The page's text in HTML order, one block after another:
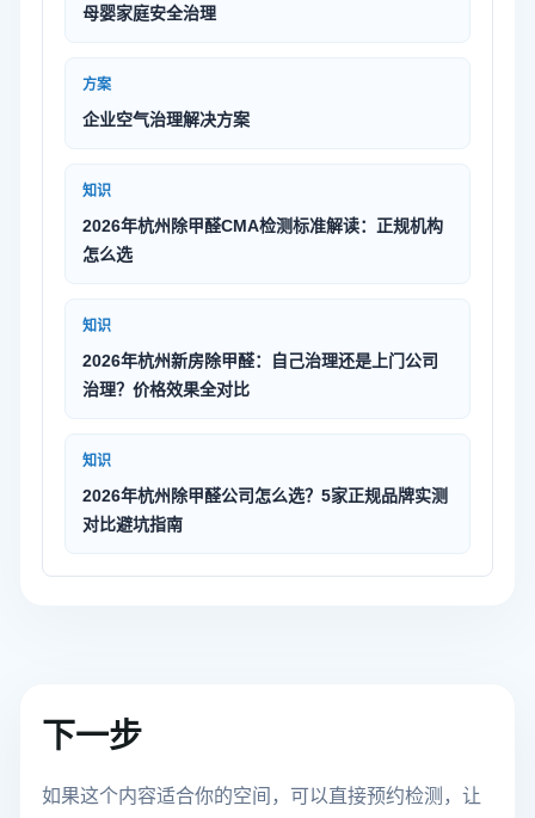
母婴家庭安全治理
方案
企业空气治理解决方案
知识
2026年杭州除甲醛CMA检测标准解读：正规机构
怎么选
知识
2026年杭州新房除甲醛：自己治理还是上门公司
治理？价格效果全对比
知识
2026年杭州除甲醛公司怎么选？5家正规品牌实测
对比避坑指南
下一步
如果这个内容适合你的空间，可以直接预约检测，让